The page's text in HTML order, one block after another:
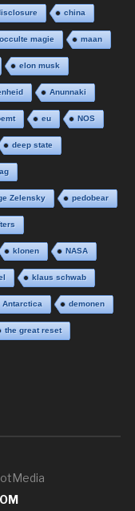
china
magie maan
elon musk
Anunnaki
eu NOS
deep state
Zelensky pedobear
klonen NASA
klaus schwab
Antarctica demonen
the great reset